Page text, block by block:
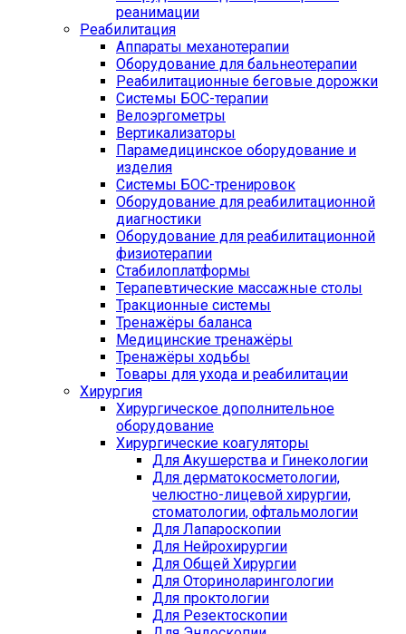
реанимации
Реабилитация
Аппараты механотерапии
Оборудование для бальнеотерапии
Реабилитационные беговые дорожки
Системы БОС-терапии
Велоэргометры
Вертикализаторы
Парамедицинское оборудование и
изделия
Системы БОС-тренировок
Оборудование для реабилитационной
диагностики
Оборудование для реабилитационной
физиотерапии
Стабилоплатформы
Терапевтические массажные столы
Тракционные системы
Тренажёры баланса
Медицинские тренажёры
Тренажёры ходьбы
Товары для ухода и реабилитации
Хирургия
Хирургическое дополнительное
оборудование
Хирургические коагуляторы
Для Акушерства и Гинекологии
Для дерматокосметологии,
челюстно-лицевой хирургии,
стоматологии, офтальмологии
Для Лапароскопии
Для Нейрохирургии
Для Общей Хирургии
Для Оториноларингологии
Для проктологии
Для Резектоскопии